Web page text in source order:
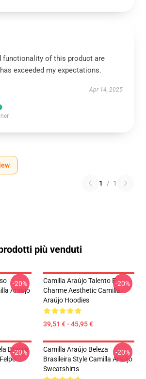
functionality of this product are
exceeded my expectations.
Apr 14, 2025
1 / 1
più venduti
Araújo
-20%
Camilla Araújo Talento E
Charme Aesthetic Camilla
Araújo Hoodies
39,51 € - 45,95 €
-20%
Brasile
-20%
Camilla Araújo Beleza
Brasileira Style Camilla Araújo
Sweatshirts
-20%